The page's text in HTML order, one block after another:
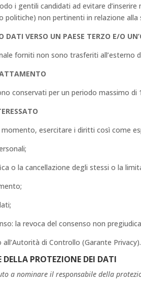
i gentili candidati ad evitare
politiche) non pertinenti in relazione alla
DATI VERSO UN PAESE TERZO E/O
forniti non sono trasferiti all’esterno
conservati per un periodo massimo
esercitare i diritti così come
o la cancellazione degli stessi o la
la revoca del consenso non
di Controllo (Garante Privacy).
DELLA PROTEZIONE DEI DATI
a nominare il responsabile della